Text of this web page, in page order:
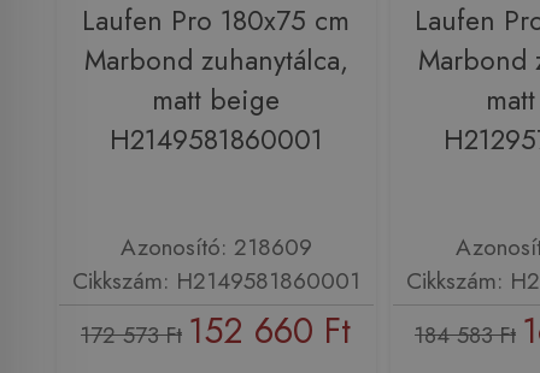
Laufen Pro 180x75 cm
Marbond zuhanytálca,
matt beige
H2149581860001
Azonosító: 218609
Cikkszám: H2149581860001
172 573 Ft 152 660 Ft
Laufen
Marbond
Cikkszám:
184 583 Ft